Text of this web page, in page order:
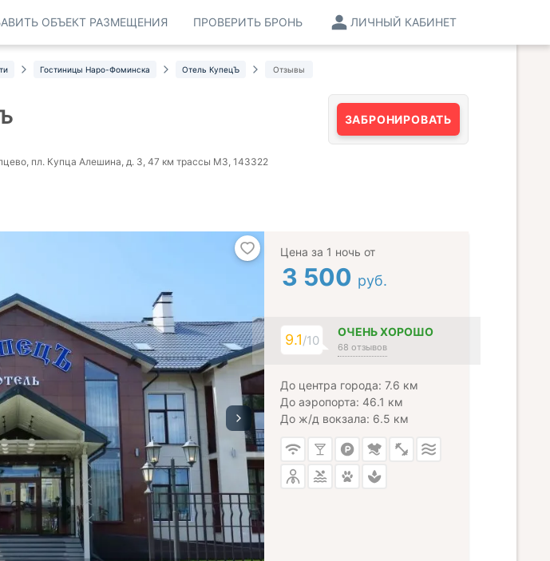
ЛИЧНЫЙ КАБИНЕТ
ПРОВЕРИТЬ БРОНЬ
ОБЪЕКТ РАЗМЕЩЕНИЯ
Гостиницы Наро-Фоминска Отель КупецЪ Отзывы
пл. Купца Алешина, д. 3, 47 км трассы М3, 143322
ЗАБРОНИРОВАТЬ
Цена за 1 ночь от
3 500 руб.
9.1/10
ОЧЕНЬ ХОРОШО
68 отзывов
До центра города: 7.6 км
До аэропорта: 46.1 км
До ж/д вокзала: 6.5 км